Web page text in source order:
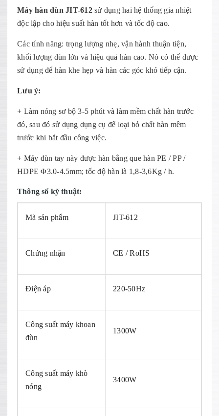
Máy hàn đùn JIT-612sử dụng hai hệ thống gia nhiệt
độc lập cho hiệu suất hàn tốt hơn và tốc độ cao.
Các tính năng: trọng lượng nhẹ, vận hành thuận tiện,
khối lượng đùn lớn và hiệu quả hàn cao. Nó có thể được
sử dụng để hàn khe hẹp và hàn các góc khó tiếp cận.
Lưu ý:
+ Làm nóng sơ bộ 3-5 phút và làm mềm chất hàn trước
đó, sau đó sử dụng dụng cụ để loại bỏ chất hàn mềm
trước khi bắt đầu công việc.
+ Máy đùn tay này được hàn bằng que hàn PE / PP /
HDPE Φ3.0-4.5mm; tốc độ hàn là 1,8-3,6Kg / h.
Thông số kỹ thuật:
Mã sản phẩm JIT-612
Chứng nhận CE / RoHS
Điện áp 220-50Hz
Công suất máy khoan
đùn
1300W
Công suất máy khò
nóng
3400W